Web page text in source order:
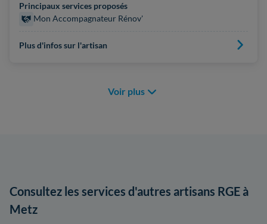
Principaux services proposés
Mon Accompagnateur Rénov'
Plus d'infos sur l'artisan
Voir plus
Consultez les services d'autres artisans RGE à
Metz